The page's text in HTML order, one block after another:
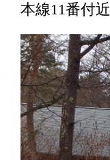
本線11番付近